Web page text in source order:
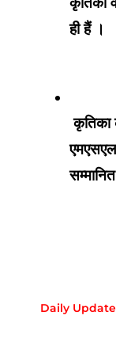
ही हैं ।
कृतिका
Daily